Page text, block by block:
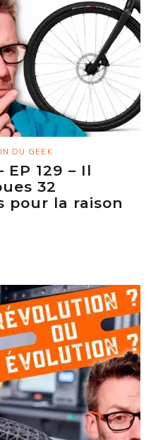
DU GEEK
EP 129 – Il
32
pour la raison